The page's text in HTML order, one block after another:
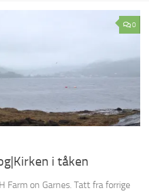
0
i tåken
Farm on Garnes. Tatt fra forrige